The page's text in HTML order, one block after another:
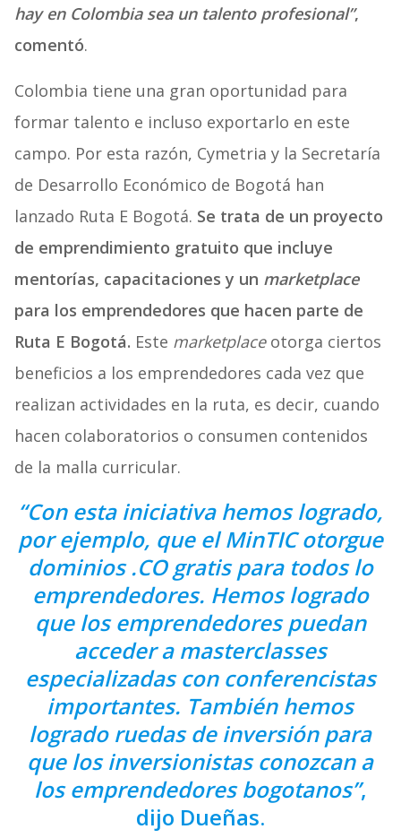
hay en Colombia sea un talento profesional”,
comentó.
Colombia tiene una gran oportunidad para
formar talento e incluso exportarlo en este
campo. Por esta razón, Cymetria y la Secretaría
de Desarrollo Económico de Bogotá han
lanzado Ruta E Bogotá. Se trata de un proyecto
de emprendimiento gratuito que incluye
mentorías, capacitaciones y un marketplace
para los emprendedores que hacen parte de
Ruta E Bogotá. Este marketplace otorga ciertos
beneficios a los emprendedores cada vez que
realizan actividades en la ruta, es decir, cuando
hacen colaboratorios o consumen contenidos
de la malla curricular.
“Con esta iniciativa hemos logrado,
por ejemplo, que el MinTIC otorgue
dominios .CO gratis para todos lo
emprendedores. Hemos logrado
que los emprendedores puedan
acceder a masterclasses
especializadas con conferencistas
importantes. También hemos
logrado ruedas de inversión para
que los inversionistas conozcan a
los emprendedores bogotanos”,
dijo Dueñas.